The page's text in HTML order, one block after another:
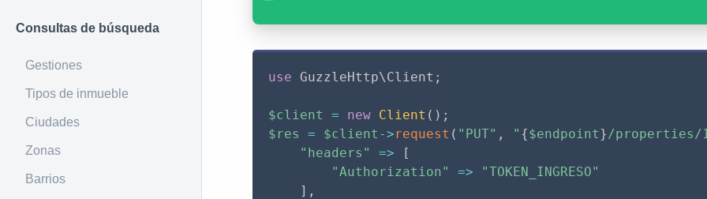
Consultas de búsqueda
Gestiones
Tipos de inmueble
Ciudades
Zonas
Barrios
use GuzzleHttp\Client ;
$client = new Client ( ) ;
$res
= $client ->request ( "PUT" , " {$endpoint}/properties/
"headers"
=>
[
"Authorization"
=>
"TOKEN_INGRESO"
] ,